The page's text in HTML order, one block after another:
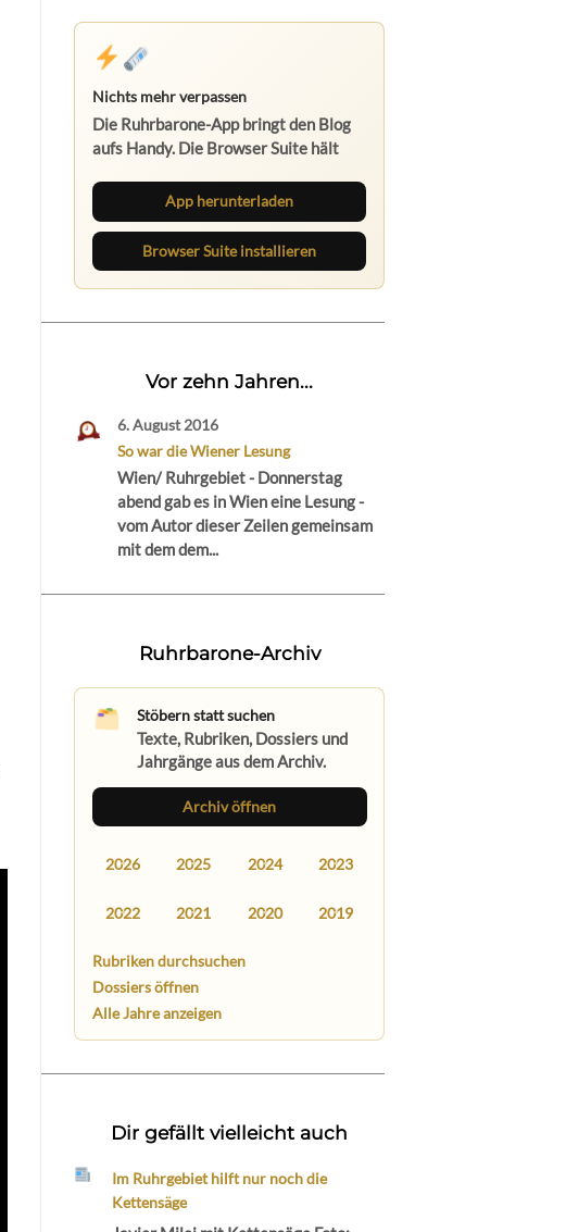
Nichts mehr verpassen
Die Ruhrbarone-App bringt den Blog
aufs Handy. Die Browser Suite hält
App herunterladen
Browser Suite installieren
Vor zehn Jahren...
6. August 2016
So war die Wiener Lesung
Wien/ Ruhrgebiet - Donnerstag
abend gab es in Wien eine Lesung -
vom Autor dieser Zeilen gemeinsam
mit dem dem...
Ruhrbarone-Archiv
Stöbern statt suchen
Texte, Rubriken, Dossiers und
Jahrgänge aus dem Archiv.
Archiv öffnen
2026 2025 2024 2023
2022 2021 2020 2019
Rubriken durchsuchen
Dossiers öffnen
Alle Jahre anzeigen
Dir gefällt vielleicht auch
Im Ruhrgebiet hilft nur noch die
Kettensäge